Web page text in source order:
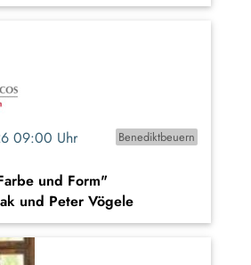
09:00 Uhr
Benediktbeuern
und Form"
und Peter Vögele